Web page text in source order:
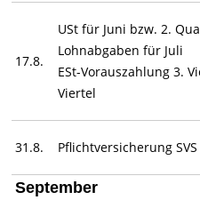
17.8.
USt für Juni bzw. 2.
Lohnabgaben für Juli
ESt-Vorauszahlung 3.
Viertel
31.8. Pflichtversicherung SVS
September